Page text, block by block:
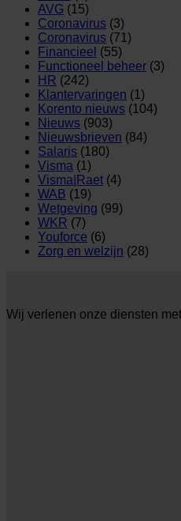
AVG (15)
Coronavirus (3)
Coronavirus (71)
Financieel (55)
Functioneel beheer (3)
HR (242)
Klantervaringen (1)
Korento nieuws (104)
Nieuws (903)
Nieuwsbrieven (84)
Salaris (180)
Visma (1)
Visma|Raet (4)
WAB (19)
Wetgeving (99)
WKR (7)
Youforce (6)
Zorg en welzijn (28)
Wij verlenen onze diensten